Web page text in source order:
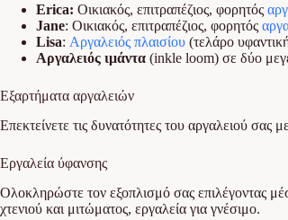
Erica: Οικιακός, επιτραπέζιος, φορητός
Jane: Οικιακός, επιτραπέζιος, φορητός
Lisa: Αργαλειός πλαισίου (τελάρο
Αργαλειός ιμάντα (inkle loom) σε δύο
Εξαρτήματα αργαλειών
Επεκτείνετε τις δυνατότητες του αργαλειού σας
Εργαλεία ύφανσης
Ολοκληρώστε τον εξοπλισμό σας επιλέγοντας
χτενιού και μιτώματος, εργαλεία για γνέσιμο.